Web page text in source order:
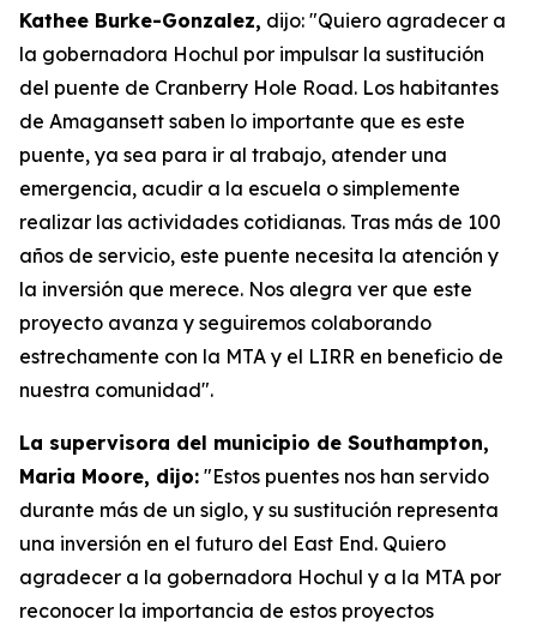
Kathee Burke-Gonzalez, dijo: "Quiero agradecer a
la gobernadora Hochul por impulsar la sustitución
del puente de Cranberry Hole Road. Los habitantes
de Amagansett saben lo importante que es este
puente, ya sea para ir al trabajo, atender una
emergencia, acudir a la escuela o simplemente
realizar las actividades cotidianas. Tras más de 100
años de servicio, este puente necesita la atención y
la inversión que merece. Nos alegra ver que este
proyecto avanza y seguiremos colaborando
estrechamente con la MTA y el LIRR en beneficio de
nuestra comunidad".
La supervisora del municipio de Southampton,
Maria Moore, dijo: "Estos puentes nos han servido
durante más de un siglo, y su sustitución representa
una inversión en el futuro del East End. Quiero
agradecer a la gobernadora Hochul y a la MTA por
reconocer la importancia de estos proyectos